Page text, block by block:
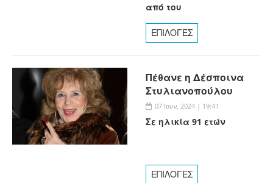
από του
ΕΠΙΛΟΓΕΣ
Πέθανε η Δέσποινα
Στυλιανοπούλου
07 Ιουν, 2024 | 19:41
Σε ηλικία 91 ετών
ΕΠΙΛΟΓΕΣ